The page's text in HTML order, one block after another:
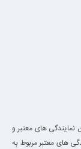
های معتبر و
های معتبر مربوط به